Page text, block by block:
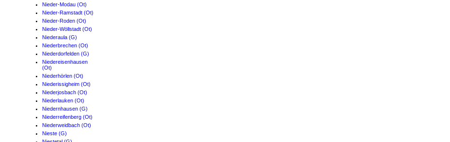
Nieder-Modau (Ot)
Nieder-Ramstadt (Ot)
Nieder-Roden (Ot)
Nieder-Wöllstadt (Ot)
Niederaula (G)
Niederbrechen (Ot)
Niederdorfelden (G)
Niedereisenhausen
(Ot)
Niederhörlen (Ot)
Niederissigheim (Ot)
Niederjosbach (Ot)
Niederlauken (Ot)
Niedernhausen (G)
Niederreifenberg (Ot)
Niederweidbach (Ot)
Nieste (G)